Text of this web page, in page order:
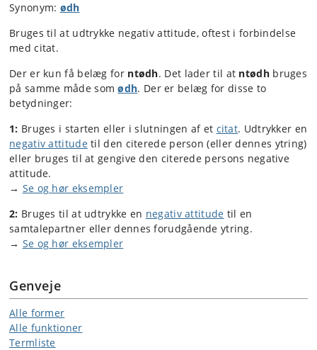
Synonym: ødh
Bruges til at udtrykke negativ attitude, oftest i forbindelse
med citat.
Der er kun få belæg for ntødh. Det lader til at ntødhbruges
på samme måde somødh. Der er belæg for disse to
betydninger:
1: Bruges i starten eller i slutningen af et citat. Udtrykker en
negativ attitudetil den citerede person (eller dennes ytring)
eller bruges til at gengive den citerede persons negative
attitude.
→ Se og hør eksempler
2: Bruges til at udtrykke en negativ attitude til en
samtalepartner eller dennes forudgående ytring.
→ Se og hør eksempler
Genveje
Alle former
Alle funktioner
Termliste